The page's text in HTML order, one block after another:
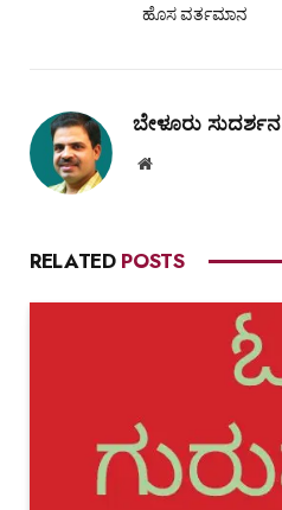
ಹೊಸ ವರ್ತಮಾನ
ಬೇಳೂರು ಸುದರ್ಶನ
Website
RELATED POSTS